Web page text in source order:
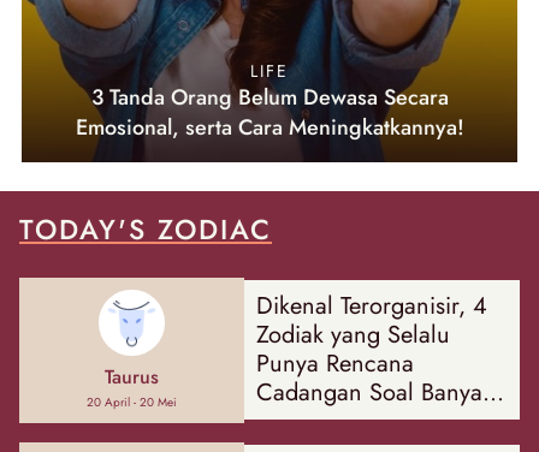
LIFE
3 Tanda Orang Belum Dewasa Secara
Emosional, serta Cara Meningkatkannya!
TODAY'S ZODIAC
Taurus
20 April - 20 Mei
Dikenal Terorganisir, 4
Zodiak yang Selalu
Punya Rencana
Cadangan Soal Banyak
Hal